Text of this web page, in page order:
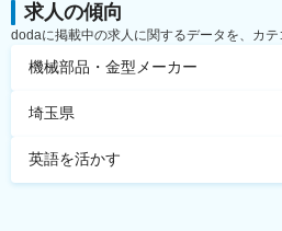
求人の傾向
dodaに掲載中の求人に関するデータを、カテ
機械部品・金型メーカー
埼玉県
英語を活かす